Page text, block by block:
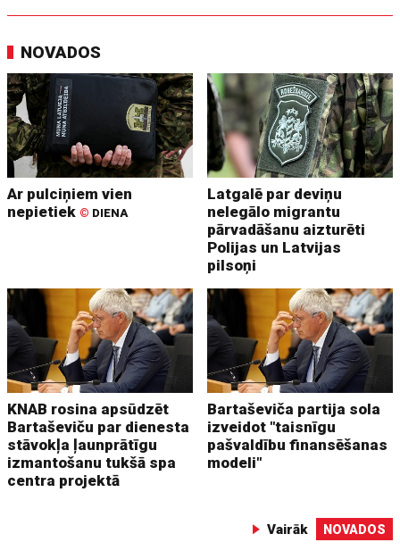
NOVADOS
Ar pulciņiem vien
nepietiek © DIENA
Latgalē par deviņu
nelegālo migrantu
pārvadāšanu aizturēti
Polijas un Latvijas
pilsoņi
KNAB rosina apsūdzēt
Bartaševiču par dienesta
stāvokļa ļaunprātīgu
izmantošanu tukšā spa
centra projektā
Bartaševiča partija sola
izveidot "taisnīgu
pašvaldību finansēšanas
modeli"
Vairāk NOVADOS